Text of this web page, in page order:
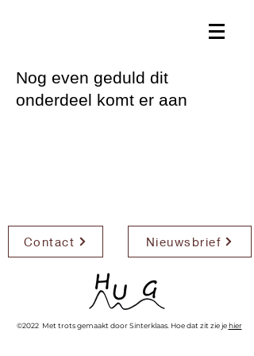
Nog even geduld dit
onderdeel komt er aan
Contact Nieuwsbrief
©2022 Met trots gemaakt door Sinterklaas. Hoe dat zit zie jehier